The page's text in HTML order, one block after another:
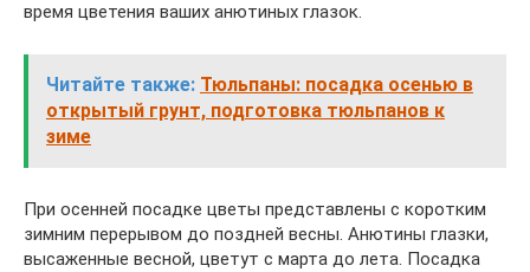
время цветения ваших анютиных глазок.
Читайте также: Тюльпаны: посадка осенью в
открытый грунт, подготовка тюльпанов к
зиме
При осенней посадке цветы представлены с коротким
зимним перерывом до поздней весны. Анютины глазки,
высаженные весной, цветут с марта до лета. Посадка